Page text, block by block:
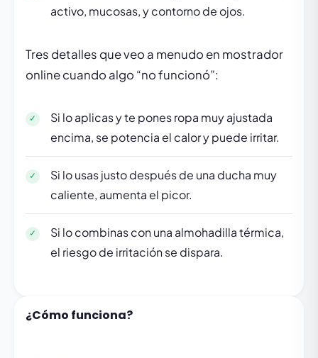
activo, mucosas, y contorno de ojos.
Tres detalles que veo a menudo en mostrador
online cuando algo “no funcionó”:
Si lo aplicas y te pones ropa muy ajustada
encima, se potencia el calor y puede irritar.
Si lo usas justo después de una ducha muy
caliente, aumenta el picor.
Si lo combinas con una almohadilla térmica,
el riesgo de irritación se dispara.
¿Cómo funciona?